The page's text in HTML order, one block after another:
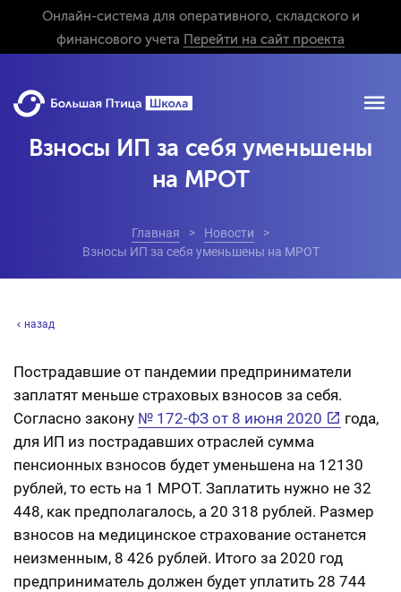
Онлайн-система для оперативного, складского и
финансового учета Перейти на сайт проекта
Взносы ИП за себя уменьшены
на МРОТ
Главная
Новости
Взносы ИП за себя уменьшены на МРОТ
назад
Пострадавшие от пандемии предприниматели
заплатят меньше страховых взносов за себя.
Согласно закону № 172-ФЗ от 8 июня 2020
года,
для ИП из пострадавших отраслей сумма
пенсионных взносов будет уменьшена на 12130
рублей, то есть на 1 МРОТ. Заплатить нужно не 32
448, как предполагалось, а 20 318 рублей. Размер
взносов на медицинское страхование останется
неизменным, 8 426 рублей. Итого за 2020 год
предприниматель должен будет уплатить 28 744